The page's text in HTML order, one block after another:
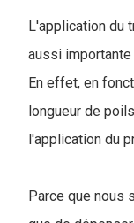
L'application du
aussi
En effet, en
longueur de
l'application du
Parce que nous